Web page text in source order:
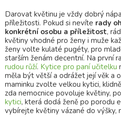
Darovat květinu je vždy dobrý
příležitosti. Pokud si nevíte rady
konkrétní osobu a příležitost,
květiny vhodné pro ženy i muže
ženy volte kulaté pugéty, pro
starším ženám decentní. Na první
rudou růží. Kytice pro paní učitelku
měla být větší a odrážet její věk a
maminku zvolte velkou kytici, klidně
zda nemocnice povoluje květiny,
kytici, která dodá ženě po porodu
vybírejte květiny vázané do výšky,